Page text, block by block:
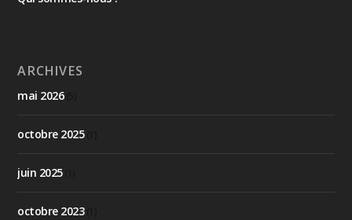
ARCHIVES
mai 2026(5)
octobre 2025(1)
juin 2025(1)
octobre 2023(1)